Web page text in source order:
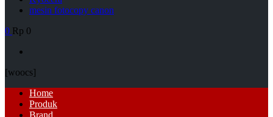
mesin fotocopy canon
0 Rp 0
[woocs]
Primary
Menu
Home
Produk
Brand